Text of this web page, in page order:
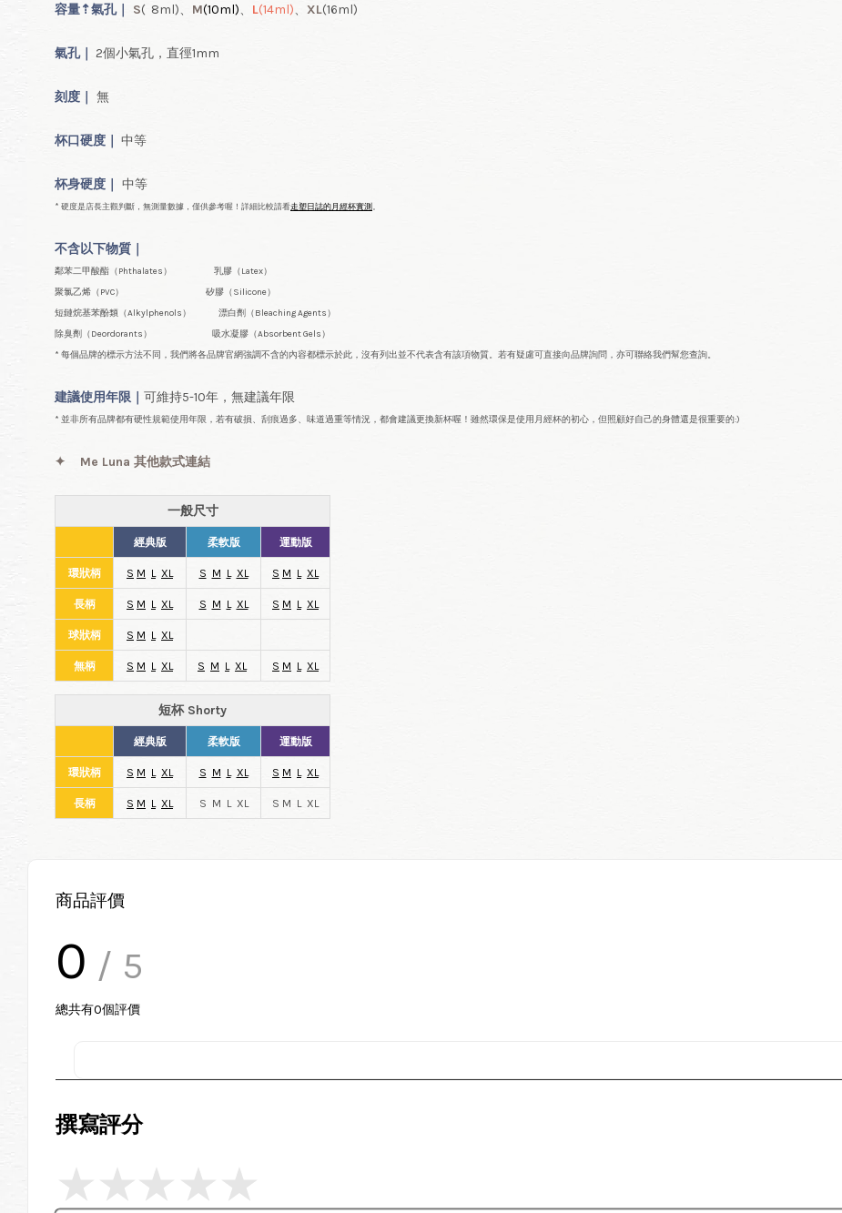
容量⇡氣孔｜ S( 8ml)、 M(10ml)、 L(14ml)、 XL(16ml)
氣孔｜ 2個小氣孔，直徑1mm
刻度｜ 無
杯口硬度｜ 中等
杯身硬度｜ 中等
* 硬度是店長主觀判斷，無測量數據，僅供參考喔！詳細比較請看走塑日誌的月經杯實測
不含以下物質｜
鄰苯二甲酸酯（Phthalates） 乳膠（Latex）
聚氯乙烯（PVC） 矽膠（Silicone）
短鏈烷基苯酚類（Alkylphenols） 漂白劑（Bleaching Agents）
除臭劑（Deordorants） 吸水凝膠（Absorbent Gels）
* 每個品牌的標示方法不同，我們將各品牌官網強調不含的內容都標示於此，沒有列出並不代表含有該項物質。若有疑慮可直接向品牌詢問，亦可聯絡我們幫您查詢。
建議使用年限｜ 可維持5-10年 ，無建議年限
* 並非所有品牌都有硬性規範使用年限，若有破損、刮痕過多、味道過重等情況，都會建議更換新杯喔！雖然環保是使用月經杯的初心，但照顧好自己的身體還是很重要的:)
✦ Me Luna 其他款式連結
一般尺寸
經典版 柔軟版 運動版
環狀柄 S M L XL S M L XL S M L XL
長柄 S M L XL S M L XL S M L XL
球狀柄 S M L XL
無柄 S M L XL S M L XL S M L XL
短杯 Shorty
經典版 柔軟版 運動版
環狀柄 S M L XL S M L XL S M L XL
長柄 S M L XL S M L XL S M L XL
商品評價
0 / 5
總共有0個評價
撰寫評分